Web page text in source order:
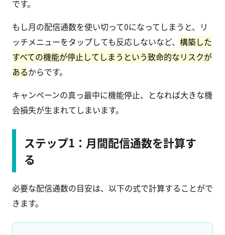
です。
もし月の配信通数を使い切って0になってしまうと、リ
ッチメニューをタップしても反応しないなど、 構築した
すべての機能が停止してしまうという致命的なリスクが
あるからです。
キャンペーンの真っ最中に機能停止、となれば大きな機
会損失が生まれてしまいます。
ステップ1：月間配信通数を計算す
る
必要な配信通数の目安は、以下の式で計算することがで
きます。